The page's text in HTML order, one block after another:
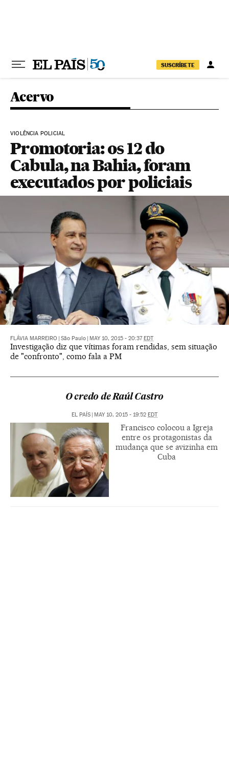
SUSCRÍBETE
Acervo
VIOLÊNCIA POLICIAL
Promotoria: os 12 do
Cabula, na Bahia, foram
executados por policiais
FLÁVIA MARREIRO São Paulo MAY 10, 2015 - 20:37 EDT
Investigação diz que vítimas foram rendidas, sem situação
de "confronto", como fala a PM
O credo de Raúl Castro
EL PAÍS MAY 10, 2015 - 19:52 EDT
Francisco colocou a Igreja
entre os protagonistas da
mudança que se avizinha em
Cuba